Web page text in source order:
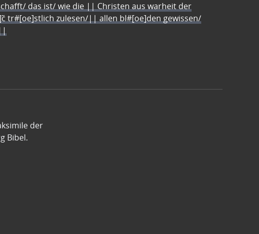
das ist/ wie die || Christen aus warheit der
tr#[oe]stlich zulesen/|| allen bl#[oe]den gewissen/
der
Bibel.